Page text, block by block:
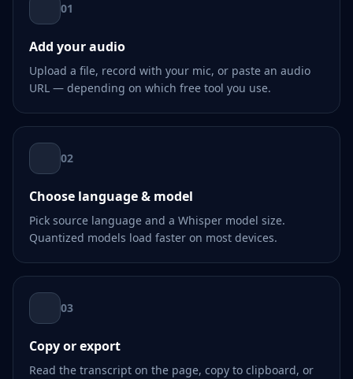
01
Add your audio
Upload a file, record with your mic, or paste an audio
URL — depending on which free tool you use.
02
Choose language & model
Pick source language and a Whisper model size.
Quantized models load faster on most devices.
03
Copy or export
Read the transcript on the page, copy to clipboard, or